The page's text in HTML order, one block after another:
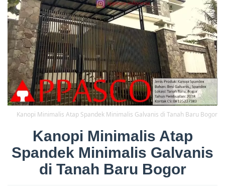
Kanopi Minimalis Atap Spandek Minimalis Galvanis di Tanah Baru Bogor
Kanopi Minimalis Atap
Spandek Minimalis Galvanis
di Tanah Baru Bogor